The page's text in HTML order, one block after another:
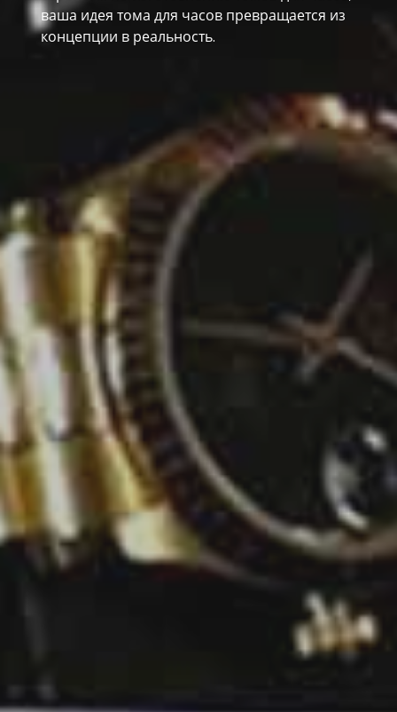
ваша идея тома для часов превращается из
концепции в реальность.